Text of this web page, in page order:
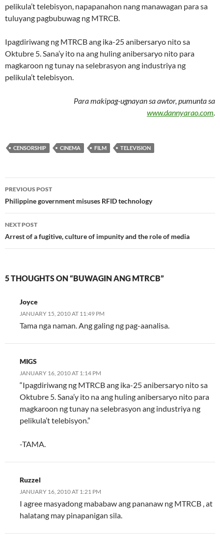
pelikula’t telebisyon, napapanahon nang manawagan para sa
tuluyang pagbubuwag ng MTRCB.
Ipagdiriwang ng MTRCB ang ika-25 anibersaryo nito sa
Oktubre 5. Sana’y ito na ang huling anibersaryo nito para
magkaroon ng tunay na selebrasyon ang industriya ng
pelikula’t telebisyon.
Para makipag-ugnayan sa awtor, pumunta sa
www.dannyarao.com.
CENSORSHIP CINEMA FILM TELEVISION
Post
navigation
PREVIOUS POST
Philippine government misuses RFID technology
NEXT POST
Arrest of a fugitive, culture of impunity and the role of media
5 THOUGHTS ON “BUWAGIN ANG MTRCB”
Joyce
JANUARY 15, 2010 AT 11:49 PM
Tama nga naman. Ang galing ng pag-aanalisa.
MIGS
JANUARY 16, 2010 AT 1:14 PM
“Ipagdiriwang ng MTRCB ang ika-25 anibersaryo nito sa
Oktubre 5. Sana’y ito na ang huling anibersaryo nito para
magkaroon ng tunay na selebrasyon ang industriya ng
pelikula’t telebisyon.”
-TAMA.
Ruzzel
JANUARY 16, 2010 AT 1:21 PM
I agree masyadong mababaw ang pananaw ng MTRCB , at
halatang may pinapanigan sila.